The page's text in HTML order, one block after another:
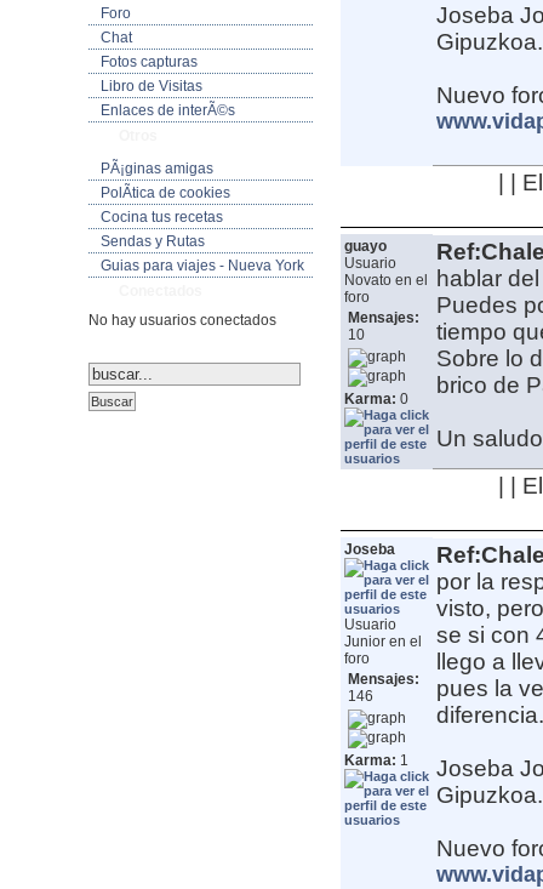
Foro
Chat
Fotos capturas
Libro de Visitas
Enlaces de interÃ©s
PÃ¡ginas amigas
PolÃ­tica de cookies
Cocina tus recetas
Sendas y Rutas
Guias para viajes - Nueva York
No hay usuarios conectados
Joseba
Nuevo
| |
guayo
Usuario
Novato en el
foro
Mensajes:
10
Karma: 0
hablar
Puedes
tiempo
Sobre lo
brico de
Un saludo
| |
Joseba
Usuario
Junior en el
foro
Mensajes:
146
Karma: 1
por la
visto,
se si con
llego a
pues la
Joseba
Nuevo